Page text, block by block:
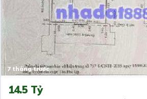
7 tháng trước
14.5 Tỷ